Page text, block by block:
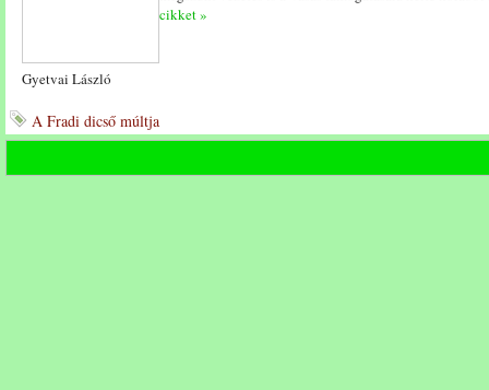
Gyetvai László
cikket »
A Fradi dicső múltja